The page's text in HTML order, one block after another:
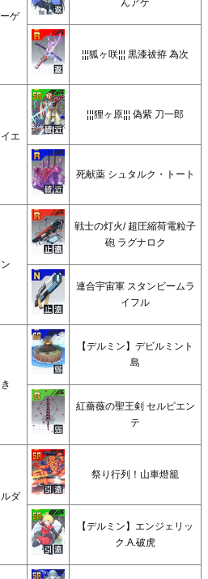
ゲ
んアゲ
¦¦¦狐ヶ咲¦¦¦ 黒漆祓拵 為次
エ
¦¦¦狸ヶ原¦¦¦ 偽紫 刀一郎
死献薬 シュタルク・トート
戦士の灯火/ 超圧縮荷電粒子
砲 ラグナロク
連合宇宙軍 スタンビームラ
イフル
【デルミン】デビルミント
島
紅薔薇の聖王剣 セルピエン
テ
ダ
祭り行列！山車燈籠
【デルミン】エンジェリッ
ク.A.破虎